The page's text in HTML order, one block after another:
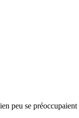
peu se